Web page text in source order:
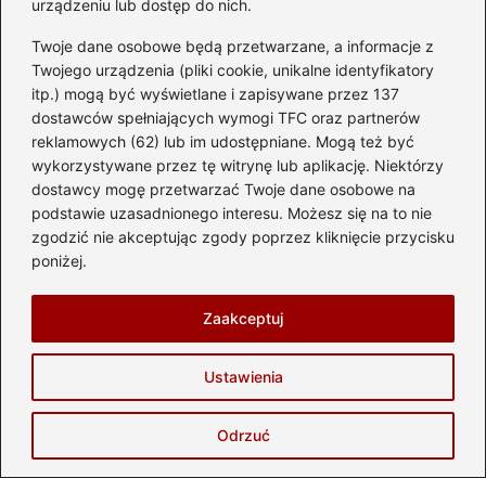
urządzeniu lub dostęp do nich.
Twoje dane osobowe będą przetwarzane, a informacje z
Twojego urządzenia (pliki cookie, unikalne identyfikatory
itp.) mogą być wyświetlane i zapisywane przez 137
dostawców spełniających wymogi TFC oraz partnerów
reklamowych (62) lub im udostępniane. Mogą też być
wykorzystywane przez tę witrynę lub aplikację. Niektórzy
dostawcy mogę przetwarzać Twoje dane osobowe na
podstawie uzasadnionego interesu. Możesz się na to nie
zgodzić nie akceptując zgody poprzez kliknięcie przycisku
poniżej.
Ustawienia
Odrzuć
Zaakceptuj
Komentarz
Nazwa*
Adres email
Witryna internetowa
Zapamiętaj moje dane w tej przeglądarce
podczas pisania kolejnych komentarzy.